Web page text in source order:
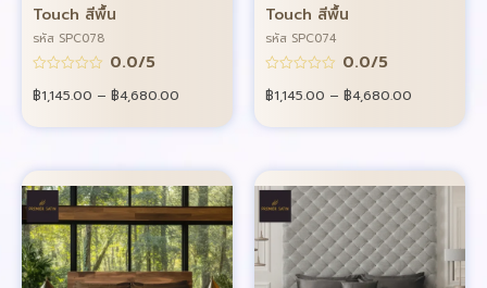
Touch สีพื้น
รหัส SPC078
0.0/5
฿1,145.00 – ฿4,680.00
Touch สีพื้น
รหัส SPC074
0.0/5
฿1,145.00 – ฿4,680.00